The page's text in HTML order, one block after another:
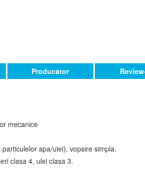
mecanice
apa/ulei), vopsire simpla.
clasa 4, ulei clasa 3.
Producator